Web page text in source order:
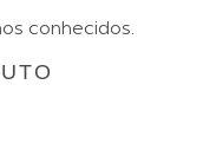
conhecidos.